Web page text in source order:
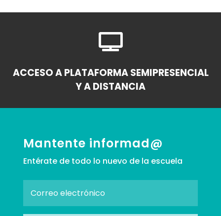

ACCESO A PLATAFORMA SEMIPRESENCIAL
Y A DISTANCIA
Mantente informad@
Entérate de todo lo nuevo de la escuela